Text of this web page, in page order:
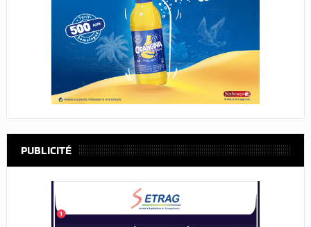
PUBLICITÉ